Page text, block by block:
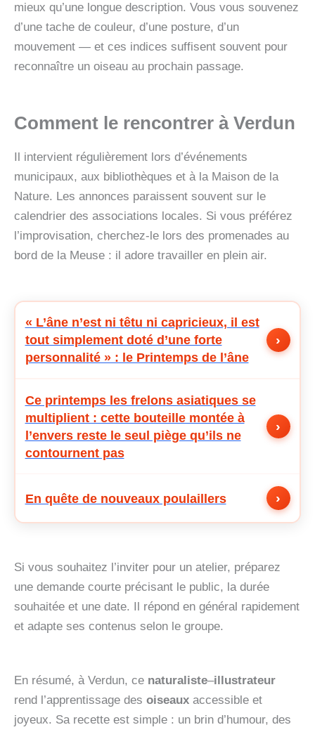
mieux qu’une longue description. Vous vous souvenez
d’une tache de couleur, d’une posture, d’un
mouvement — et ces indices suffisent souvent pour
reconnaître un oiseau au prochain passage.
Comment le rencontrer à Verdun
Il intervient régulièrement lors d’événements
municipaux, aux bibliothèques et à la Maison de la
Nature. Les annonces paraissent souvent sur le
calendrier des associations locales. Si vous préférez
l’improvisation, cherchez-le lors des promenades au
bord de la Meuse : il adore travailler en plein air.
« L’âne n’est ni têtu ni capricieux, il est
tout simplement doté d’une forte
personnalité » : le Printemps de l’âne
›
Ce printemps les frelons asiatiques se
multiplient : cette bouteille montée à
l’envers reste le seul piège qu’ils ne
contournent pas
›
En quête de nouveaux poulaillers ›
Si vous souhaitez l’inviter pour un atelier, préparez
une demande courte précisant le public, la durée
souhaitée et une date. Il répond en général rapidement
et adapte ses contenus selon le groupe.
En résumé, à Verdun, ce naturaliste–illustrateur
rend l’apprentissage des oiseaux accessible et
joyeux. Sa recette est simple : un brin d’humour, des